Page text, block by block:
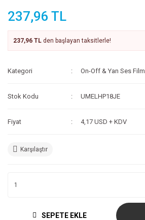
237,96 TL
237,96 TL den başlayan taksitlerle!
Kategori On-Off & Yan Ses Film
Stok Kodu UMELHP18JE
Fiyat 4,17 USD + KDV
Karşılaştır
SEPETE EKLE